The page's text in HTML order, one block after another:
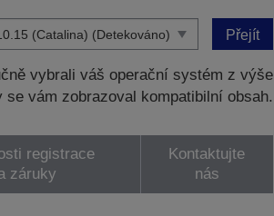
Přejít
vybrali váš operační systém z výše
se vám zobrazoval kompatibilní obsah.
registrace
záruky
Kontaktujte
nás